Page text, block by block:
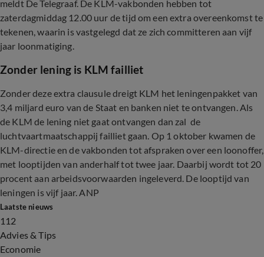
meldt De Telegraaf. De KLM-vakbonden hebben tot
zaterdagmiddag 12.00 uur de tijd om een extra overeenkomst te
tekenen, waarin is vastgelegd dat ze zich committeren aan vijf
jaar loonmatiging.
Zonder lening is KLM failliet
Zonder deze extra clausule dreigt KLM het leningenpakket van
3,4 miljard euro van de Staat en banken niet te ontvangen. Als
de KLM de lening niet gaat ontvangen dan zal de
luchtvaartmaatschappij failliet gaan. Op 1 oktober kwamen de
KLM-directie en de vakbonden tot afspraken over een loonoffer,
met looptijden van anderhalf tot twee jaar. Daarbij wordt tot 20
procent aan arbeidsvoorwaarden ingeleverd. De looptijd van
leningen is vijf jaar. ANP
Laatste nieuws
112
Advies & Tips
Economie